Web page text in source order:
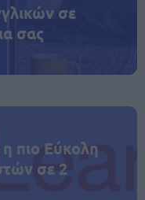
σε
σας
πιο Εύκολη
σε 2